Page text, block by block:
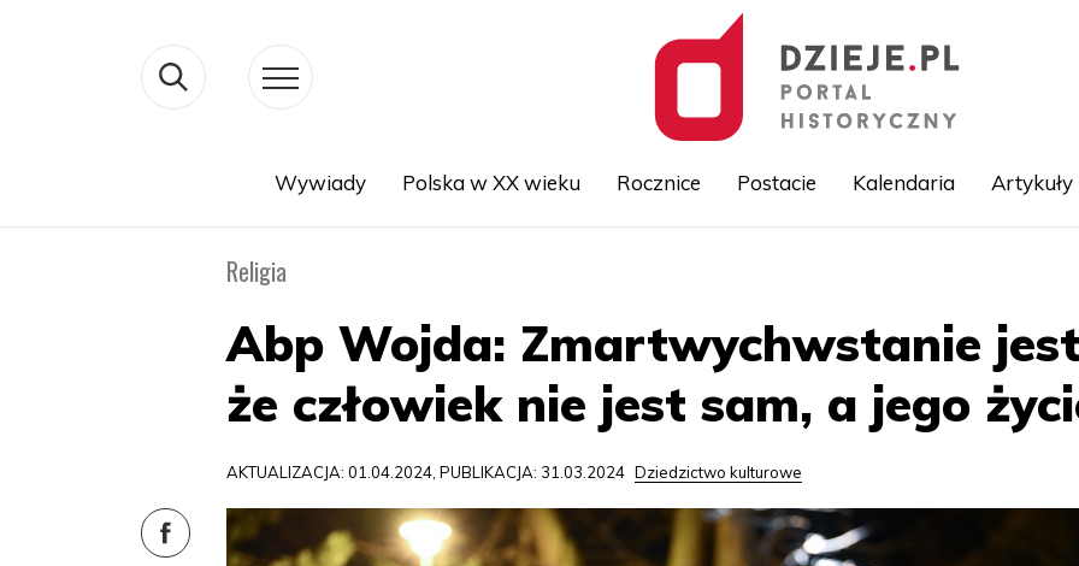
Wywiady Polska w XX wieku Rocznice Postacie Kalendaria Artykuły
Religia
Abp Wojda: Zmartwychwstanie
że człowiek nie jest sam, a jego
AKTUALIZACJA: 01.04.2024, PUBLIKACJA: 31.03.2024 Dziedzictwo kulturowe